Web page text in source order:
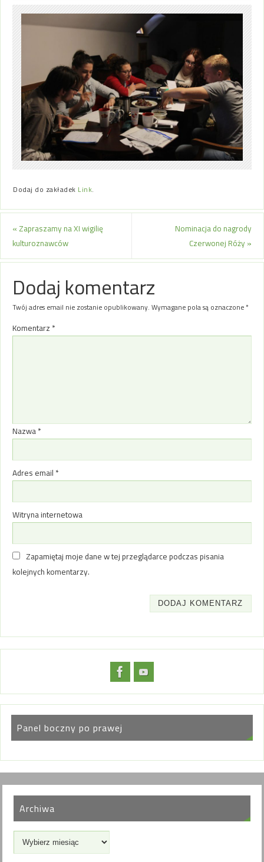
Dodaj do zakładek Link.
« Zapraszamy na XI wigilię
kulturoznawców
Nominacja do nagrody
Czerwonej Róży »
Dodaj komentarz
Twój adres email nie zostanie opublikowany. Wymagane pola są oznaczone*
Komentarz *
Nazwa *
Adres email *
Witryna internetowa
Zapamiętaj moje dane w tej przeglądarce podczas pisania
kolejnych komentarzy.
Panel boczny po prawej
Archiwa